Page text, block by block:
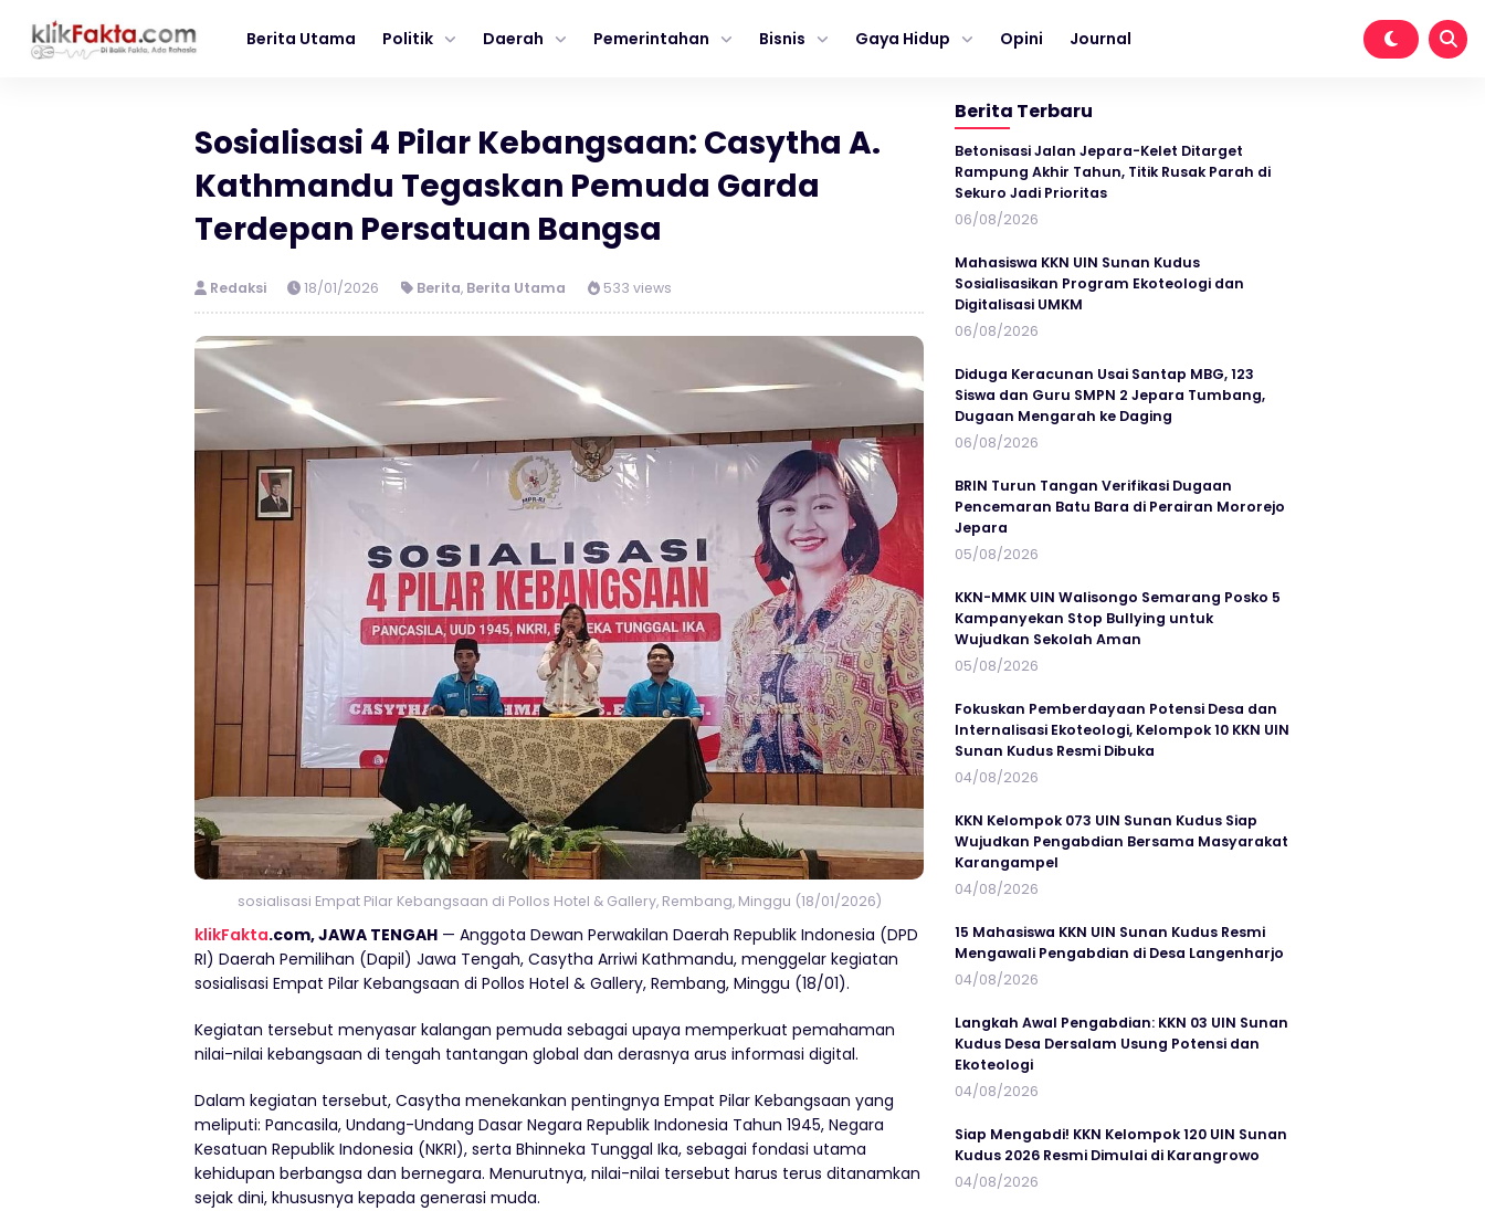
Berita Utama Politik Daerah Pemerintahan Bisnis Gaya Hidup Opini Journal
Sosialisasi 4 Pilar Kebangsaan: Casytha A.
Kathmandu Tegaskan Pemuda Garda
Terdepan Persatuan Bangsa
Redaksi 18/01/2026 Berita, Berita Utama 533 views
sosialisasi Empat Pilar Kebangsaan di Pollos Hotel & Gallery, Rembang, Minggu (18/01/2026)
klikFakta.com, JAWA TENGAH — Anggota Dewan Perwakilan Daerah Republik Indonesia (DPD
RI) Daerah Pemilihan (Dapil) Jawa Tengah, Casytha Arriwi Kathmandu, menggelar kegiatan
sosialisasi Empat Pilar Kebangsaan di Pollos Hotel & Gallery, Rembang, Minggu (18/01).
Kegiatan tersebut menyasar kalangan pemuda sebagai upaya memperkuat pemahaman
nilai-nilai kebangsaan di tengah tantangan global dan derasnya arus informasi digital.
Dalam kegiatan tersebut, Casytha menekankan pentingnya Empat Pilar Kebangsaan yang
meliputi: Pancasila, Undang-Undang Dasar Negara Republik Indonesia Tahun 1945, Negara
Kesatuan Republik Indonesia (NKRI), serta Bhinneka Tunggal Ika, sebagai fondasi utama
kehidupan berbangsa dan bernegara. Menurutnya, nilai-nilai tersebut harus terus ditanamkan
sejak dini, khususnya kepada generasi muda.
Berita Terbaru
Betonisasi Jalan Jepara-Kelet Ditarget
Rampung Akhir Tahun, Titik Rusak Parah di
Sekuro Jadi Prioritas
06/08/2026
Mahasiswa KKN UIN Sunan Kudus
Sosialisasikan Program Ekoteologi dan
Digitalisasi UMKM
06/08/2026
Diduga Keracunan Usai Santap MBG, 123
Siswa dan Guru SMPN 2 Jepara Tumbang,
Dugaan Mengarah ke Daging
06/08/2026
BRIN Turun Tangan Verifikasi Dugaan
Pencemaran Batu Bara di Perairan Mororejo
Jepara
05/08/2026
KKN-MMK UIN Walisongo Semarang Posko 5
Kampanyekan Stop Bullying untuk
Wujudkan Sekolah Aman
05/08/2026
Fokuskan Pemberdayaan Potensi Desa dan
Internalisasi Ekoteologi, Kelompok 10 KKN UIN
Sunan Kudus Resmi Dibuka
04/08/2026
KKN Kelompok 073 UIN Sunan Kudus Siap
Wujudkan Pengabdian Bersama Masyarakat
Karangampel
04/08/2026
15 Mahasiswa KKN UIN Sunan Kudus Resmi
Mengawali Pengabdian di Desa Langenharjo
04/08/2026
Langkah Awal Pengabdian: KKN 03 UIN Sunan
Kudus Desa Dersalam Usung Potensi dan
Ekoteologi
04/08/2026
Siap Mengabdi! KKN Kelompok 120 UIN Sunan
Kudus 2026 Resmi Dimulai di Karangrowo
04/08/2026